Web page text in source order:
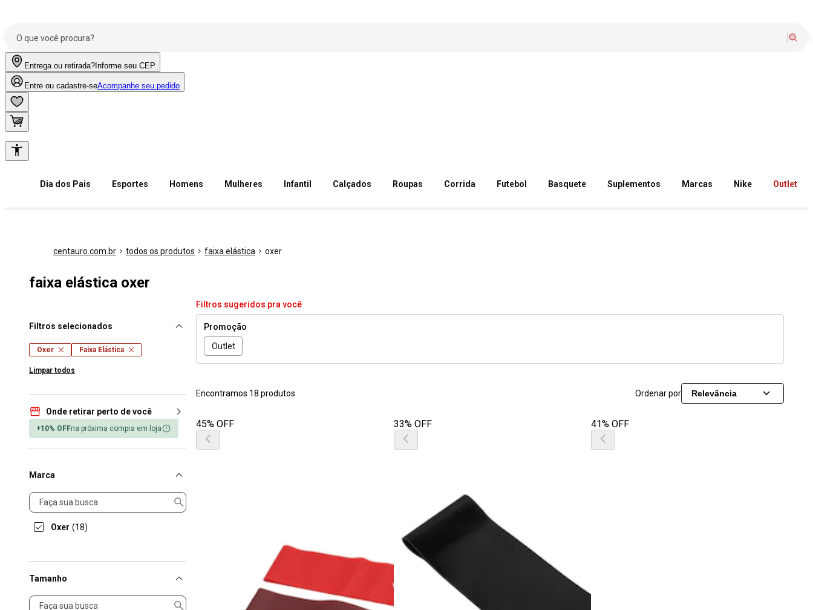
Entrega ou retirada? Informe seu CEP
Entre ou cadastre-seAcompanhe seu pedido
Dia dos Pais Esportes Homens Mulheres Infantil Calçados Roupas Corrida Futebol Basquete Suplementos Marcas Nike Outlet
centauro.com.br todos os produtos faixa elástica oxer
faixa elástica oxer
Filtros selecionados
Oxer Faixa Elástica
Limpar todos
Onde retirar perto de você
+10% OFFna próxima compra em loja
Marca
Marca
Oxer (18)
Tamanho
Tamanho
Filtros sugeridos pra você
Promoção
Outlet
Encontramos 18 produtos Ordenar por Relevância
45% OFF 33% OFF 41% OFF